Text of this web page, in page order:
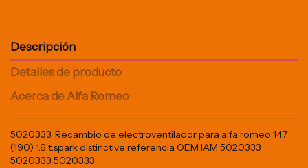
Descripción
Detalles de producto
Acerca de Alfa Romeo
5020333. Recambio de electroventilador para alfa romeo 147
(190) 1.6 t.spark distinctive referencia OEM IAM 5020333
5020333 5020333